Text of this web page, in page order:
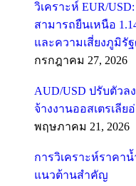
วิเคราะห์ EUR/
สามารถยืนเหนือ
และความเสี่ยงภูมิรั
กรกฎาคม 27, 2026
AUD/USD ปรับตัวล
จ้างงานออสเตรเลี
พฤษภาคม 21, 2026
การวิเคราะห์ราคา
แนวต้านสำคัญ